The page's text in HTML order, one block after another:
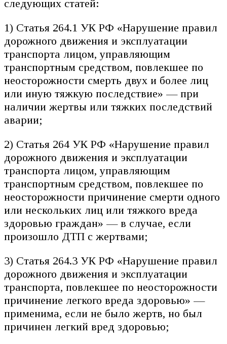
следующих статей:
1) Статья 264.1 УК РФ «Нарушение правил
дорожного движения и эксплуатации
транспорта лицом, управляющим
транспортным средством, повлекшее по
неосторожности смерть двух и более лиц
или иную тяжкую последствие» — при
наличии жертвы или тяжких последствий
аварии;
2) Статья 264 УК РФ «Нарушение правил
дорожного движения и эксплуатации
транспорта лицом, управляющим
транспортным средством, повлекшее по
неосторожности причинение смерти одного
или нескольких лиц или тяжкого вреда
здоровью граждан» — в случае, если
произошло ДТП с жертвами;
3) Статья 264.3 УК РФ «Нарушение правил
дорожного движения и эксплуатации
транспорта, повлекшее по неосторожности
причинение легкого вреда здоровью» —
применима, если не было жертв, но был
причинен легкий вред здоровью;